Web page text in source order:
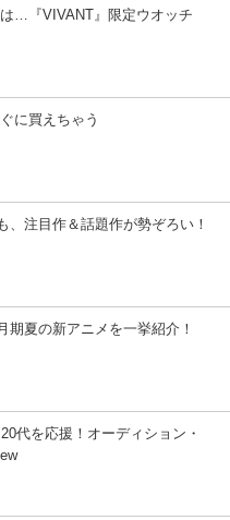
…『VIVANT』限定ウオッチ
に買えちゃう
、注目作＆話題作が勢ぞろい！
期夏の新アニメを一挙紹介！
代を応援！オーディション・